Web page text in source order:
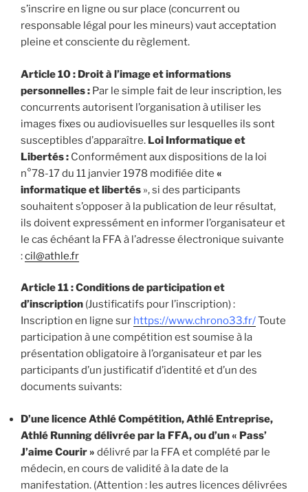
s’inscrire en ligne ou sur place (concurrent ou
responsable légal pour les mineurs) vaut acceptation
pleine et consciente du règlement.
Article 10 : Droit à l’image et informations
personnelles : Par le simple fait de leur inscription, les
concurrents autorisent l’organisation à utiliser les
images fixes ou audiovisuelles sur lesquelles ils sont
susceptibles d’apparaître. Loi Informatique et
Libertés : Conformément aux dispositions de la loi
n°78-17 du 11 janvier 1978 modifiée dite «
informatique et libertés », si des participants
souhaitent s’opposer à la publication de leur résultat,
ils doivent expressément en informer l’organisateur et
le cas échéant la FFA à l’adresse électronique suivante
:cil@athle.fr
Article 11 : Conditions de participation et
d’inscription (Justificatifs pour l’inscription) :
Inscription en ligne sur https://www.chrono33.fr/Toute
participation à une compétition est soumise à la
présentation obligatoire à l’organisateur et par les
participants d’un justificatif d’identité et d’un des
documents suivants:
D’une licence Athlé Compétition, Athlé Entreprise,
Athlé Running délivrée par la FFA, ou d’un « Pass’
J’aime Courir » délivré par la FFA et complété par le
médecin, en cours de validité à la date de la
manifestation. (Attention : les autres licences délivrées